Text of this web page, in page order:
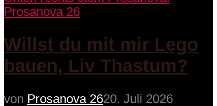
Prosanova 26
Willst du mit mir Lego
bauen, Liv Thastum?
von Prosanova 2620. Juli 2026